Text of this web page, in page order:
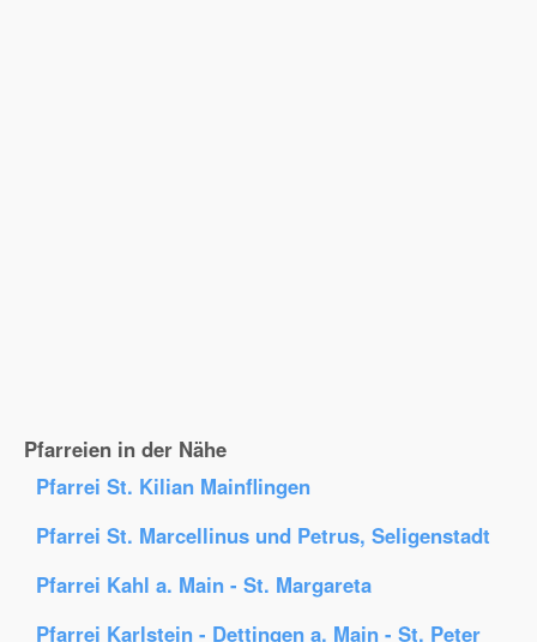
Pfarreien in der Nähe
Pfarrei St. Kilian Mainflingen
Pfarrei St. Marcellinus und Petrus, Seligenstadt
Pfarrei Kahl a. Main - St. Margareta
Pfarrei Karlstein - Dettingen a. Main - St. Peter